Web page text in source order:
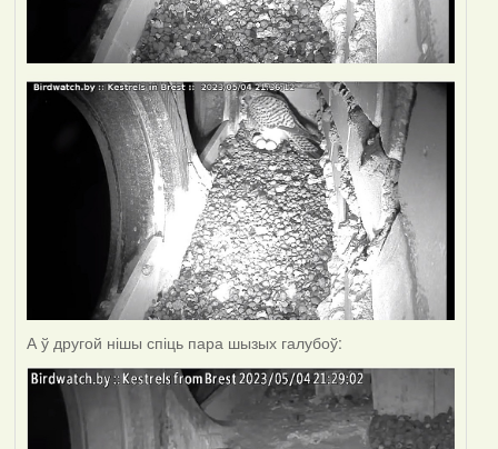
А ў другой нішы спіць пара шызых галубоў: